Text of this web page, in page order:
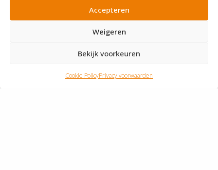
Accepteren
Weigeren
Bekijk voorkeuren
Cookie PolicyPrivacy voorwaarden
Nieuwbouw Stedin
transformatorstation Oudenrijn